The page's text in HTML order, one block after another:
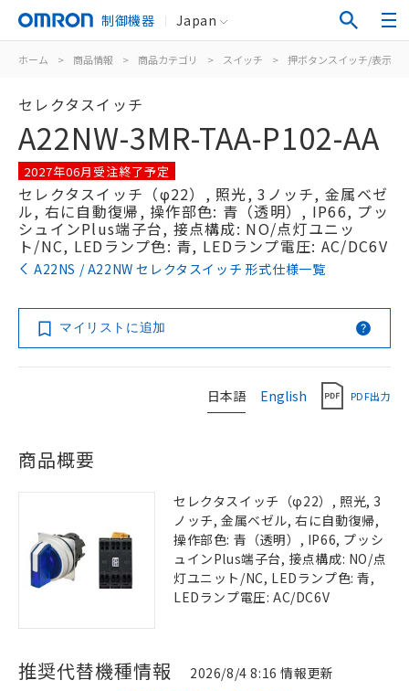
制御機器 Japan
ホーム > 商品情報 > 商品カテゴリ > スイッチ > 押ボタンスイッチ/表示灯
セレクタスイッチ
A22NW-3MR-TAA-P102-AA
2027年06月受注終了予定
セレクタスイッチ（φ22）, 照光, 3ノッチ, 金属ベゼ
ル, 右に自動復帰, 操作部色: 青（透明）, IP66, プッ
シュインPlus端子台, 接点構成: NO/点灯ユニッ
ト/NC, LEDランプ色: 青, LEDランプ電圧: AC/DC6V
A22NS / A22NW セレクタスイッチ 形式仕様一覧
マイリストに追加
日本語 English PDF出力
商品概要
セレクタスイッチ（φ22）, 照光, 3
ノッチ, 金属ベゼル, 右に自動復帰,
操作部色: 青（透明）, IP66, プッシ
ュインPlus端子台, 接点構成: NO/点
灯ユニット/NC, LEDランプ色: 青,
LEDランプ電圧: AC/DC6V
推奨代替機種情報 2026/8/4 8:16 情報更新